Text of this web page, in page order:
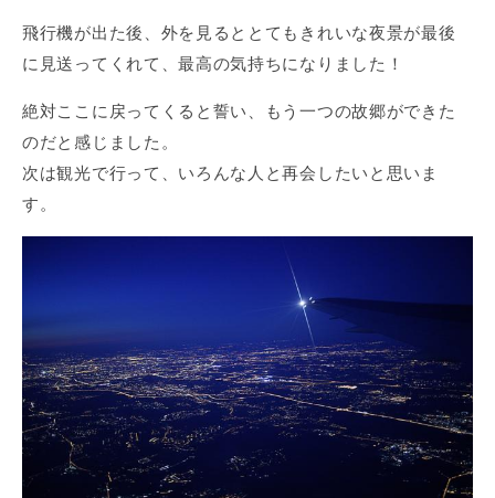
飛行機が出た後、外を見るととてもきれいな夜景が最後
に見送ってくれて、最高の気持ちになりました！
絶対ここに戻ってくると誓い、もう一つの故郷ができた
のだと感じました。
次は観光で行って、いろんな人と再会したいと思いま
す。